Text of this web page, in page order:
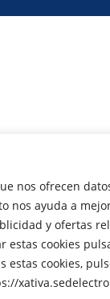
nos ofrecen
nos ayuda a
y ofertas
estas cookies
cookies,